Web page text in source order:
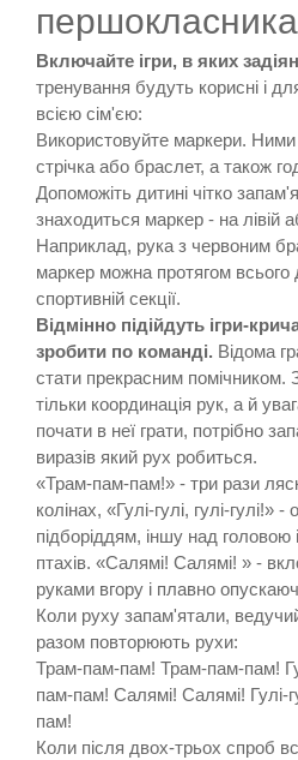
першокласника
Включайте ігри, в яких
тренування будуть корисні і
всією сім'єю:
Використовуйте маркери.
стрічка або браслет, а також
Допоможіть дитині чітко
знаходиться маркер - на лівій
Наприклад, рука з червоним
маркер можна протягом
спортивній секції.
Відмінно підійдуть ігри-
зробити по команді. Відома
стати прекрасним помічником.
тільки координація рук, а й
почати в неї грати, потрібно
виразів який рух робиться.
«Трам-пам-пам!» - три рази
колінах, «Гулі-гулі, гулі-гулі!»
підборіддям, іншу над
птахів. «Салямі! Салямі! » -
руками вгору і плавно
Коли руху запам'ятали,
разом повторюють рухи:
Трам-пам-пам! Трам-пам-пам!
пам-пам! Салямі! Салямі! Гулі-
пам!
Коли після двох-трьох спроб